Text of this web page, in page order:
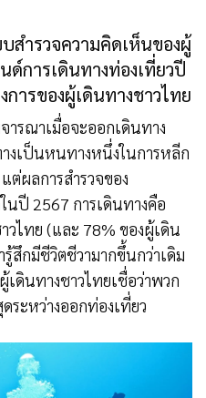
สำรวจความคิดเห็นของผู้
ด์การเดินทางท่องเที่ยวปี
การของผู้เดินทางชาวไทย
รณาเมื่อจะออกเดินทาง
งเป็นหนทางหนึ่งในการหลีก
ผลการสำรวจของ
นปี 2567 การเดินทางคือ
วไทย (และ 78% ของผู้เดิน
สึกมีชีวิตชีวามากขึ้นกว่าเดิม
เดินทางชาวไทยเชื่อว่าพวก
ระหว่างออกท่องเที่ยว